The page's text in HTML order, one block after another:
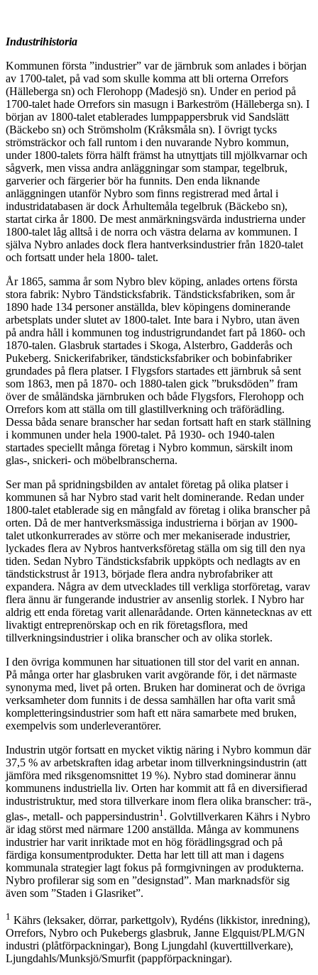
Industrihistoria
Kommunen första ”industrier” var de järnbruk som anlades i början
av 1700-talet, på vad som skulle komma att bli orterna Orrefors
(Hälleberga sn) och Flerohopp (Madesjö sn). Under en period på
1700-talet hade Orrefors sin masugn i Barkeström (Hälleberga sn). I
början av 1800-talet etablerades lumppappersbruk vid Sandslätt
(Bäckebo sn) och Strömsholm (Kråksmåla sn). I övrigt tycks
strömsträckor och fall runtom i den nuvarande Nybro kommun,
under 1800-talets förra hälft främst ha utnyttjats till mjölkvarnar och
sågverk, men vissa andra anläggningar som stampar, tegelbruk,
garverier och färgerier bör ha funnits. Den enda liknande
anläggningen utanför Nybro som finns registrerad med årtal i
industridatabasen är dock Århultemåla tegelbruk (Bäckebo sn),
startat cirka år 1800. De mest anmärkningsvärda industrierna under
1800-talet låg alltså i de norra och västra delarna av kommunen. I
själva Nybro anlades dock flera hantverksindustrier från 1820-talet
och fortsatt under hela 1800- talet.
År 1865, samma år som Nybro blev köping, anlades ortens första
stora fabrik: Nybro Tändsticksfabrik. Tändsticksfabriken, som år
1890 hade 134 personer anställda, blev köpingens dominerande
arbetsplats under slutet av 1800-talet. Inte bara i Nybro, utan även
på andra håll i kommunen tog industrigrundandet fart på 1860- och
1870-talen. Glasbruk startades i Skoga, Alsterbro, Gadderås och
Pukeberg. Snickerifabriker, tändsticksfabriker och bobinfabriker
grundades på flera platser. I Flygsfors startades ett järnbruk så sent
som 1863, men på 1870- och 1880-talen gick ”bruksdöden” fram
över de småländska järnbruken och både Flygsfors, Flerohopp och
Orrefors kom att ställa om till glastillverkning och träförädling.
Dessa båda senare branscher har sedan fortsatt haft en stark ställning
i kommunen under hela 1900-talet. På 1930- och 1940-talen
startades speciellt många företag i Nybro kommun, särskilt inom
glas-, snickeri- och möbelbranscherna.
Ser man på spridningsbilden av antalet företag på olika platser i
kommunen så har Nybro stad varit helt dominerande. Redan under
1800-talet etablerade sig en mångfald av företag i olika branscher på
orten. Då de mer hantverksmässiga industrierna i början av 1900-
talet utkonkurrerades av större och mer mekaniserade industrier,
lyckades flera av Nybros hantverksföretag ställa om sig till den nya
tiden. Sedan Nybro Tändsticksfabrik uppköpts och nedlagts av en
tändstickstrust år 1913, började flera andra nybrofabriker att
expandera. Några av dem utvecklades till verkliga storföretag, varav
flera ännu är fungerande industrier av ansenlig storlek. I Nybro har
aldrig ett enda företag varit allenarådande. Orten kännetecknas av ett
livaktigt entreprenörskap och en rik företagsflora, med
tillverkningsindustrier i olika branscher och av olika storlek.
I den övriga kommunen har situationen till stor del varit en annan.
På många orter har glasbruken varit avgörande för, i det närmaste
synonyma med, livet på orten. Bruken har dominerat och de övriga
verksamheter dom funnits i de dessa samhällen har ofta varit små
kompletteringsindustrier som haft ett nära samarbete med bruken,
exempelvis som underleverantörer.
Industrin utgör fortsatt en mycket viktig näring i Nybro kommun där
37,5 % av arbetskraften idag arbetar inom tillverkningsindustrin (att
jämföra med riksgenomsnittet 19 %). Nybro stad dominerar ännu
kommunens industriella liv. Orten har kommit att få en diversifierad
industristruktur, med stora tillverkare inom flera olika branscher: trä-,
glas-, metall- och pappersindustrin1 . Golvtillverkaren Kährs i Nybro
är idag störst med närmare 1200 anställda. Många av kommunens
industrier har varit inriktade mot en hög förädlingsgrad och på
färdiga konsumentprodukter. Detta har lett till att man i dagens
kommunala strategier lagt fokus på formgivningen av produkterna.
Nybro profilerar sig som en ”designstad”. Man marknadsför sig
även som ”Staden i Glasriket”.
1 Kährs (leksaker, dörrar, parkettgolv), Rydéns (likkistor, inredning),
Orrefors, Nybro och Pukebergs glasbruk, Janne Elgquist/PLM/GN
industri (plåtförpackningar), Bong Ljungdahl (kuverttillverkare),
Ljungdahls/Munksjö/Smurfit (pappförpackningar).